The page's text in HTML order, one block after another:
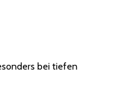
bei tiefen